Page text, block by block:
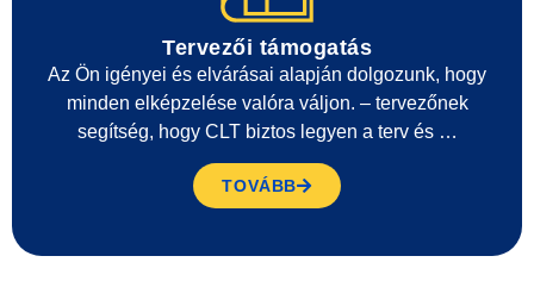
Tervezői támogatás
Az Ön igényei és elvárásai alapján dolgozunk, hogy
minden elképzelése valóra váljon. – tervezőnek
segítség, hogy CLT biztos legyen a terv és …
TOVÁBB